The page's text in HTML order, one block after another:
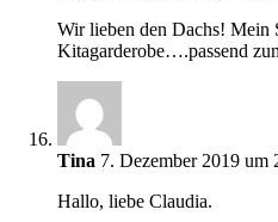
Wir lieben den Dachs! Mein
Kitagarderobe….passend
Tina 7. Dezember 2019 um
Hallo, liebe Claudia.